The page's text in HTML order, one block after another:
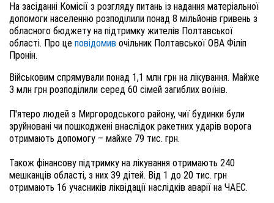
На засіданні Комісії з розгляду питань із надання матеріальної
допомоги населенню розподілили понад 8 мільйонів гривень з
обласного бюджету на підтримку жителів Полтавської
області. Про це повідомив очільник Полтавської ОВА Філіп
Пронін.
Військовим спрямували понад 1,1 млн грн на лікування. Майже
3 млн грн розподілили серед 60 сімей загиблих воїнів.
П'ятеро людей з Миргородського району, чиї будинки були
зруйновані чи пошкоджені внаслідок ракетних ударів ворога
отримають допомогу – майже 79 тис. грн.
Також фінансову підтримку на лікування отримають 240
мешканців області, з них 39 дітей. Від 1 до 20 тис. грн
отримають 16 учасників ліквідації наслідків аварії на ЧАЕС.